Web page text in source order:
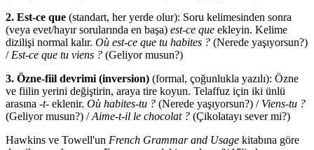
2. Est-ce que (standart, her yerde olur): Soru kelimesinden sonra
(veya evet/hayır sorularında en başa) est-ce que ekleyin. Kelime
dizilişi normal kalır. Où est-ce que tu habites ? (Nerede yaşıyorsun?)
/ Est-ce que tu viens ? (Geliyor musun?)
3. Özne-fiil devrimi (inversion) (formal, çoğunlukla yazılı): Özne
ve fiilin yerini değiştirin, araya tire koyun. Telaffuz için iki ünlü
arasına -t- eklenir. Où habites-tu ? (Nerede yaşıyorsun?) / Viens-tu ?
(Geliyor musun?) /Aime-t-il le chocolat ? (Çikolatayı sever mi?)
Hawkins ve Towell'un French Grammar and Usage kitabına göre